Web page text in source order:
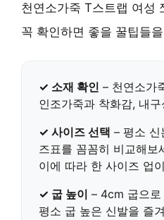
천연소가죽 T스트랩 여성
꼭 확인하면 좋을 꿀팁들
✓ 소재 확인 – 천연소가
인조가죽과 착화감, 내
✓ 사이즈 선택 – 평소 신
즈표를 꼼꼼히 비교해보
이에 따라 한 사이즈 업
✓ 굽 높이 – 4cm 굽으
평소 굽 높은 신발을 즐